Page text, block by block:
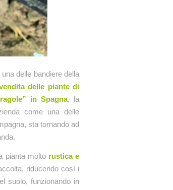
delle bandiere della
delle piante di
in Spagna, la
come una delle
sta tornando ad
pianta molto rustica e
riducendo così i
suolo, funzionando in